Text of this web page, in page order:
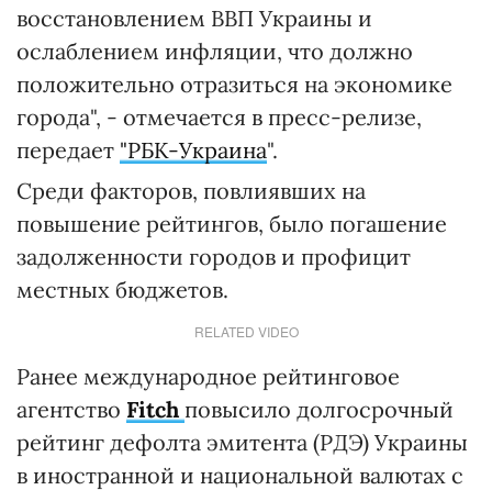
восстановлением ВВП Украины и
ослаблением инфляции, что должно
положительно отразиться на экономике
города", - отмечается в пресс-релизе,
передает "РБК-Украина".
Среди факторов, повлиявших на
повышение рейтингов, было погашение
задолженности городов и профицит
местных бюджетов.
RELATED VIDEO
Ранее международное рейтинговое
агентство Fitch повысило долгосрочный
рейтинг дефолта эмитента (РДЭ) Украины
в иностранной и национальной валютах с